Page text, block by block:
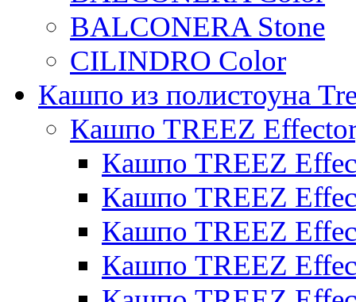
BALCONERA Stone
CILINDRO Color
Кашпо из полистоуна
Кашпо TREEZ
Кашпо TREEZ
Кашпо TREEZ
Кашпо TREEZ
Кашпо TREEZ